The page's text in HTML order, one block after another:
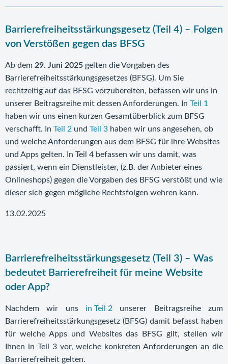
Barrierefreiheitsstärkungsgesetz (Teil 4) – Folgen
von Verstößen gegen das BFSG
Ab dem 29. Juni 2025 gelten die Vorgaben des
Barrierefreiheitsstärkungsgesetzes (BFSG). Um Sie
rechtzeitig auf das BFSG vorzubereiten, befassen wir uns in
unserer Beitragsreihe mit dessen Anforderungen. In Teil 1
haben wir uns einen kurzen Gesamtüberblick zum BFSG
verschafft. In Teil 2 und Teil 3 haben wir uns angesehen, ob
und welche Anforderungen aus dem BFSG für ihre Websites
und Apps gelten. In Teil 4 befassen wir uns damit, was
passiert, wenn ein Dienstleister, (z.B. der Anbieter eines
Onlineshops) gegen die Vorgaben des BFSG verstößt und wie
dieser sich gegen mögliche Rechtsfolgen wehren kann.
13.02.2025
Barrierefreiheitsstärkungsgesetz (Teil 3) – Was
bedeutet Barrierefreiheit für meine Website
oder App?
Nachdem wir uns in Teil 2 unserer Beitragsreihe zum
Barrierefreiheitsstärkungsgesetz (BFSG) damit befasst haben
für welche Apps und Websites das BFSG gilt, stellen wir
Ihnen in Teil 3 vor, welche konkreten Anforderungen an die
Barrierefreiheit gelten.